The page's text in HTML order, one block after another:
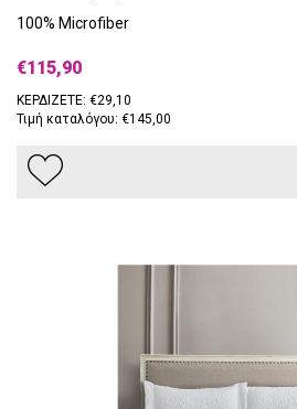
100% Microfiber
€115,90
ΚΕΡΔΙΖΕΤΕ: €29,10
Τιμή καταλόγου: €145,00